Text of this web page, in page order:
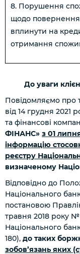
8. Порушення
щодо
вплинути на
отримання
До уваги
Повідомляємо про
від 14 грудня 2021
та фінансові
ФІНАНС» з 01
інформацію
реєстру
визначеному
Відповідно до
Національного
постановою
травня 2018 року №
Національного
180), до таких
зобов’язань яких